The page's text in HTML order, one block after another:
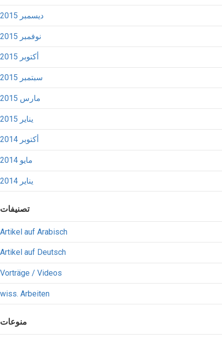
ديسمبر 2015
نوفمبر 2015
أكتوبر 2015
سبتمبر 2015
مارس 2015
يناير 2015
أكتوبر 2014
مايو 2014
يناير 2014
تصنيفات
Artikel auf Arabisch
Artikel auf Deutsch
Vorträge / Videos
wiss. Arbeiten
منوعات